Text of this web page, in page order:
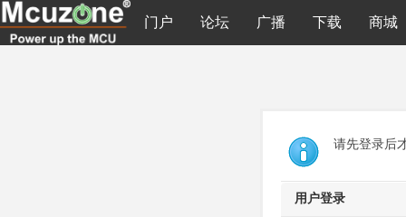
门户 论坛 广播 下载 商城
请先登录后
用户登录